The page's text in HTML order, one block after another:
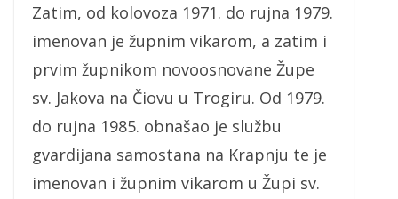
Zatim, od kolovoza 1971. do rujna 1979.
imenovan je župnim vikarom, a zatim i
prvim župnikom novoosnovane Župe
sv. Jakova na Čiovu u Trogiru. Od 1979.
do rujna 1985. obnašao je službu
gvardijana samostana na Krapnju te je
imenovan i župnim vikarom u Župi sv.